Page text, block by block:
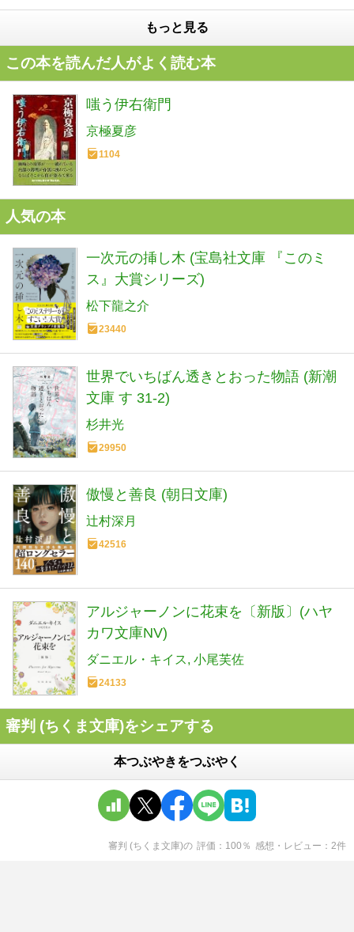
もっと見る
この本を読んだ人がよく読む本
嗤う伊右衛門
京極夏彦
1104
人気の本
一次元の挿し木 (宝島社文庫 『このミ
ス』大賞シリーズ)
松下龍之介
23440
世界でいちばん透きとおった物語 (新潮
文庫 す 31-2)
杉井光
29950
傲慢と善良 (朝日文庫)
辻村深月
42516
アルジャーノンに花束を〔新版〕(ハヤ
カワ文庫NV)
ダニエル・キイス 小尾芙佐
24133
審判 (ちくま文庫)をシェアする
本つぶやきをつぶやく
審判 (ちくま文庫)の 評価 100 ％ 感想・レビュー 2件